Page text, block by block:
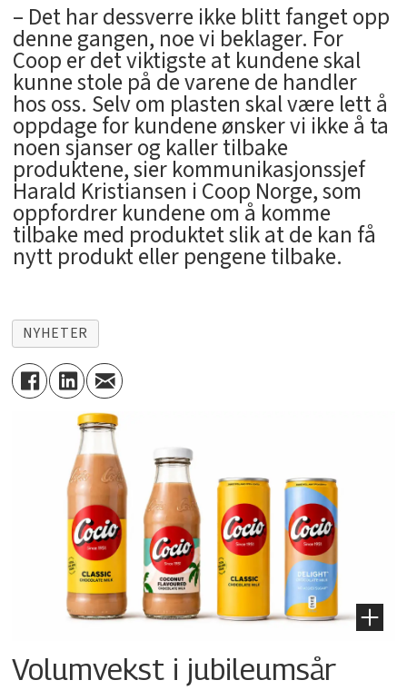
– Det har dessverre ikke blitt fanget opp
denne gangen, noe vi beklager. For
Coop er det viktigste at kundene skal
kunne stole på de varene de handler
hos oss. Selv om plasten skal være lett å
oppdage for kundene ønsker vi ikke å ta
noen sjanser og kaller tilbake
produktene, sier kommunikasjonssjef
Harald Kristiansen i Coop Norge, som
oppfordrer kundene om å komme
tilbake med produktet slik at de kan få
nytt produkt eller pengene tilbake.
NYHETER
Volumvekst i jubileumsår